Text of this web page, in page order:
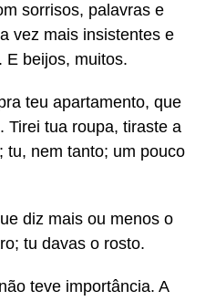
sorrisos, palavras e
vez mais insistentes e
E beijos, muitos.
teu apartamento, que
Tirei tua roupa, tiraste a
tu, nem tanto; um pouco
diz mais ou menos o
tu davas o rosto.
teve importância. A